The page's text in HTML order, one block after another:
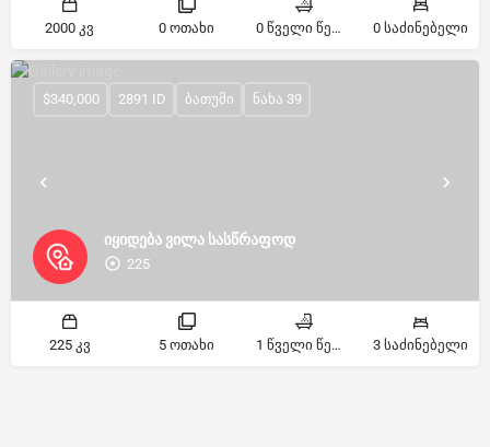
2000 კვ 0 ოთახი 0 წველი წერტილი 0 საძინებელი
იყიდება ვილა სასწრაფოდ
225
$340,000 2891 ID ბათუმი ნახა 39
225 კვ 5 ოთახი 1 წველი წერტილი 3 საძინებელი